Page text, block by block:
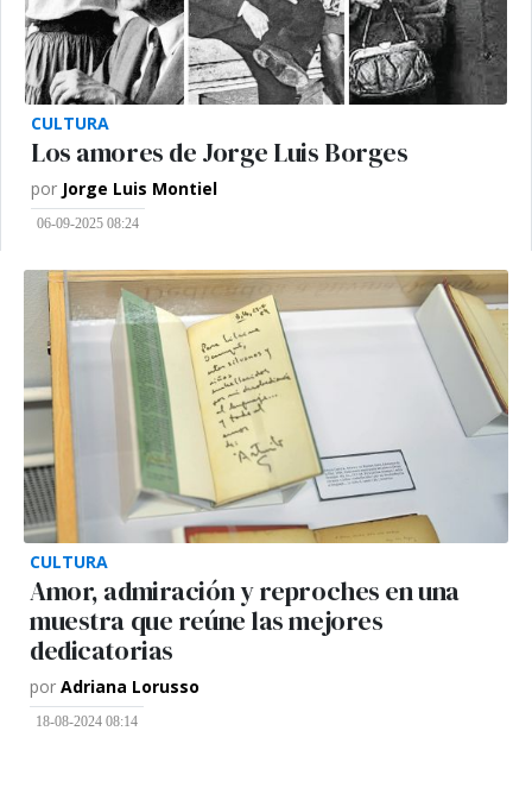
CULTURA
Los amores de Jorge Luis Borges
por Jorge Luis Montiel
06-09-2025 08:24
CULTURA
Amor, admiración y reproches en una
muestra que reúne las mejores
dedicatorias
por Adriana Lorusso
18-08-2024 08:14